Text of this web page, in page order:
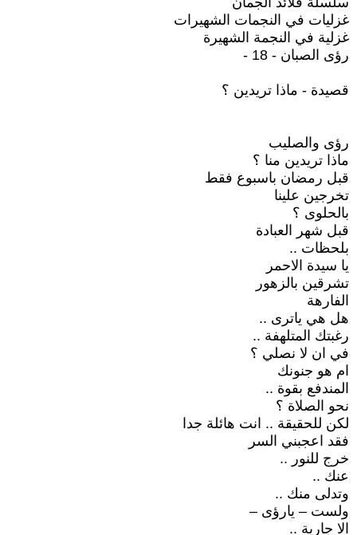
غزليات في النجمات الشهيرات
غزلية في النجمة الشهيرة
رؤى الصبان - 18 -
قصيدة - ماذا تريدين ؟
رؤى والصليب
ماذا تريدين منا ؟
قبل رمضان باسبوع فقط
تخرجين علينا
بالحلوى ؟
قبل شهر العبادة
بلحظات ..
يا سيدة الاحمر
تشرقين بالزهور
الفارهة
هل هي ياترى ..
رغبتك المتلهفة ..
في ان لا نصلي ؟
ام هو جنونك
المندفع بقوة ..
نحو الصلاة ؟
لكن للحقيقة .. انت هائلة جدا
فقد اعجبني السر
خرج للنور ..
عنك ..
وتدلى منك ..
ولست – يارؤى –
الا جارية ..